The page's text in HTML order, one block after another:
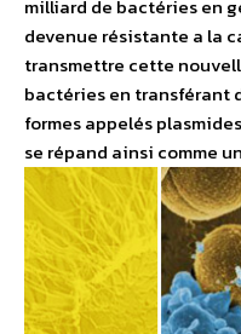
milliard de bactéries en
devenue résistante a la
transmettre cette
bactéries en transférant
formes appelés
se répand ainsi comme